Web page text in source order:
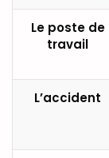
Le poste de
travail
L’accident